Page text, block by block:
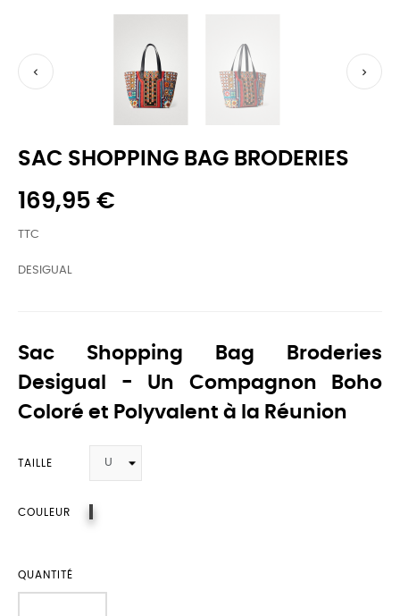
 
SAC SHOPPING BAG BRODERIES
169,95 €
TTC
DESIGUAL
Sac Shopping Bag Broderies
Desigual - Un Compagnon Boho
Coloré et Polyvalent à la Réunion
TAILLE
COULEUR
QUANTITÉ